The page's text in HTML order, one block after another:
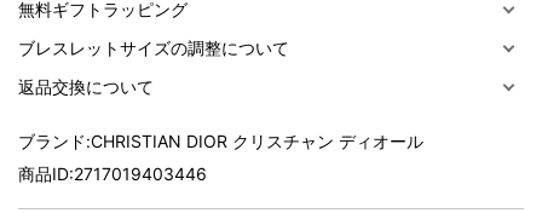
無料ギフトラッピング
ブレスレットサイズの調整について
返品交換について
ブランド:CHRISTIAN DIOR クリスチャン ディオール
商品ID:2717019403446